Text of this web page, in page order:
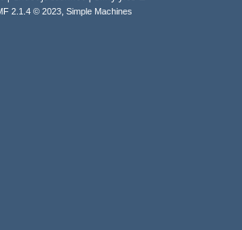
2.1.4 © 2023, Simple Machines